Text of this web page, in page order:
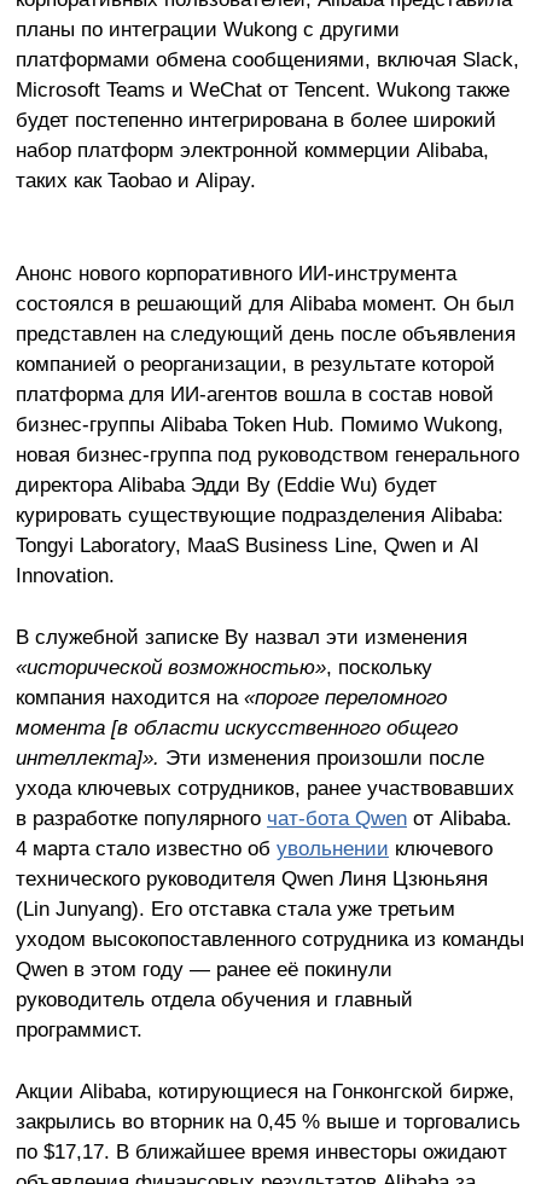
планы по интеграции Wukong с другими
платформами обмена сообщениями, включая Slack,
Microsoft Teams и WeChat от Tencent. Wukong также
будет постепенно интегрирована в более широкий
набор платформ электронной коммерции Alibaba,
таких как Taobao и Alipay.
Анонс нового корпоративного ИИ-инструмента
состоялся в решающий для Alibaba момент. Он был
представлен на следующий день после объявления
компанией о реорганизации, в результате которой
платформа для ИИ-агентов вошла в состав новой
бизнес-группы Alibaba Token Hub. Помимо Wukong,
новая бизнес-группа под руководством генерального
директора Alibaba Эдди Ву (Eddie Wu) будет
курировать существующие подразделения Alibaba:
Tongyi Laboratory, MaaS Business Line, Qwen и AI
Innovation.
В служебной записке Ву назвал эти изменения
«исторической возможностью», поскольку
компания находится на «пороге переломного
момента [в области искусственного общего
интеллекта]». Эти изменения произошли после
ухода ключевых сотрудников, ранее участвовавших
в разработке популярного чат-бота Qwenот Alibaba.
4 марта стало известно об увольнении ключевого
технического руководителя Qwen Линя Цзюньяня
(Lin Junyang). Его отставка стала уже третьим
уходом высокопоставленного сотрудника из команды
Qwen в этом году — ранее её покинули
руководитель отдела обучения и главный
программист.
Акции Alibaba, котирующиеся на Гонконгской бирже,
закрылись во вторник на 0,45 % выше и торговались
по $17,17. В ближайшее время инвесторы ожидают